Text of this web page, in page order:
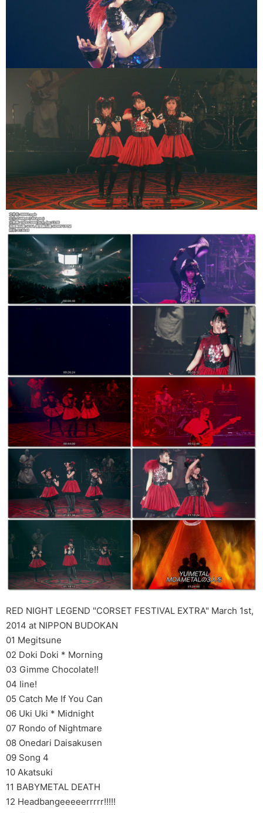
RED NIGHT LEGEND "CORSET FESTIVAL EXTRA" March 1st,
2014 at NIPPON BUDOKAN
01 Megitsune
02 Doki Doki * Morning
03 Gimme Chocolate!!
04 Iine!
05 Catch Me If You Can
06 Uki Uki * Midnight
07 Rondo of Nightmare
08 Onedari Daisakusen
09 Song 4
10 Akatsuki
11 BABYMETAL DEATH
12 Headbangeeeeerrrrr!!!!!